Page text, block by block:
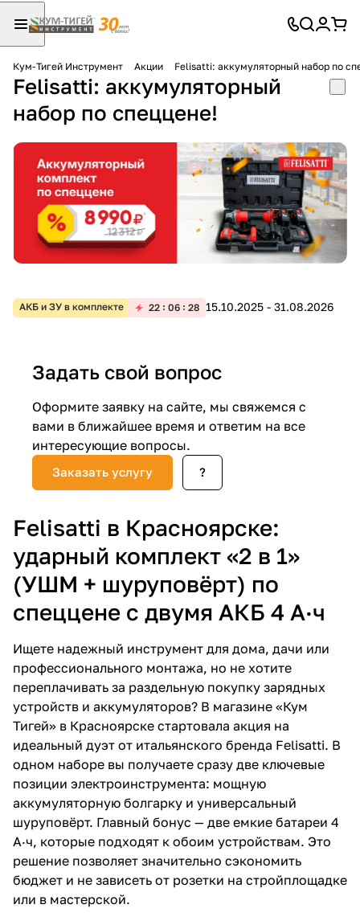
Кум-Тигей Инструмент Акции Felisatti: аккумуляторный набор по
Felisatti: аккумуляторный
набор по спеццене!
АКБ и ЗУ в комплекте 22 06 28 15.10.2025 - 31.08.2026
Задать свой вопрос
Оформите заявку на сайте, мы свяжемся с
вами в ближайшее время и ответим на все
интересующие вопросы.
Заказать услугу ?
Felisatti в Красноярске:
ударный комплект «2 в 1»
(УШМ + шуруповёрт) по
спеццене с двумя АКБ 4 А·ч
Ищете надежный инструмент для дома, дачи или
профессионального монтажа, но не хотите
переплачивать за раздельную покупку зарядных
устройств и аккумуляторов? В магазине «Кум
Тигей» в Красноярске стартовала акция на
идеальный дуэт от итальянского бренда Felisatti. В
одном наборе вы получаете сразу две ключевые
позиции электроинструмента: мощную
аккумуляторную болгарку и универсальный
шуруповёрт. Главный бонус — две емкие батареи 4
А·ч, которые подходят к обоим устройствам. Это
решение позволяет значительно сэкономить
бюджет и не зависеть от розетки на стройплощадке
или в мастерской.
Для клиентов всех банков
Разбейте
оплатуна части
без переплат
График платежей
Сегодня
25 %
Добавляйте товары
в корзину
Оплачивайте сегодня только
25% картой любого банка
Получайте товар
выбранный способом
Оставшиеся 75
списываться с вашей карты
каждые 2 недели
Подробнее
об оплате Плайтом
25
раз в 2
недели
Остались вопросы?
8 800 302-02-51
plait.ru